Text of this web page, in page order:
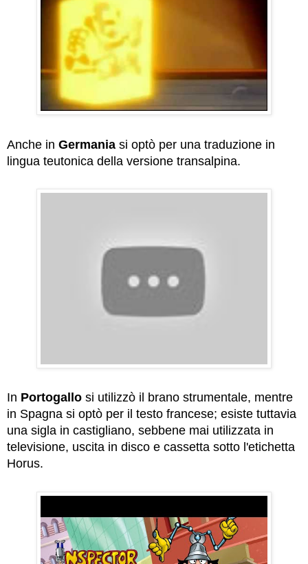
Anche in Germania si optò per una traduzione in
lingua teutonica della versione transalpina.
In Portogallo si utilizzò il brano strumentale, mentre
in Spagna si optò per il testo francese; esiste tuttavia
una sigla in castigliano, sebbene mai utilizzata in
televisione, uscita in disco e cassetta sotto l'etichetta
Horus.